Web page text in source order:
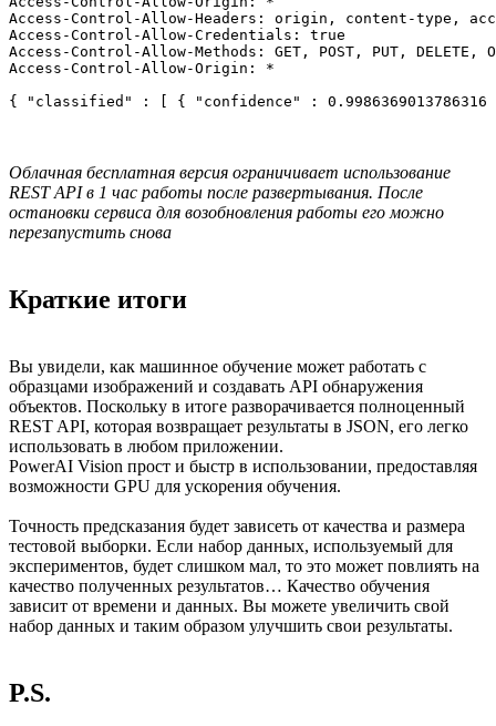
Access-Control-Allow-Headers: origin, content-type,
Access-Control-Allow-Credentials: true
Access-Control-Allow-Methods: GET, POST, PUT, DELETE,
Access-Control-Allow-Origin: *
Облачная бесплатная версия ограничивает использование
REST API в 1 час работы после развертывания. После
остановки сервиса для возобновления работы его можно
перезапустить снова
Краткие итоги
Вы увидели, как машинное обучение может работать с
образцами изображений и создавать API обнаружения
объектов. Поскольку в итоге разворачивается полноценный
REST API, которая возвращает результаты в JSON, его легко
использовать в любом приложении.
PowerAI Vision прост и быстр в использовании, предоставляя
возможности GPU для ускорения обучения.
Точность предсказания будет зависеть от качества и размера
тестовой выборки. Если набор данных, используемый для
экспериментов, будет слишком мал, то это может повлиять на
качество полученных результатов… Качество обучения
зависит от времени и данных. Вы можете увеличить свой
набор данных и таким образом улучшить свои результаты.
P.S.